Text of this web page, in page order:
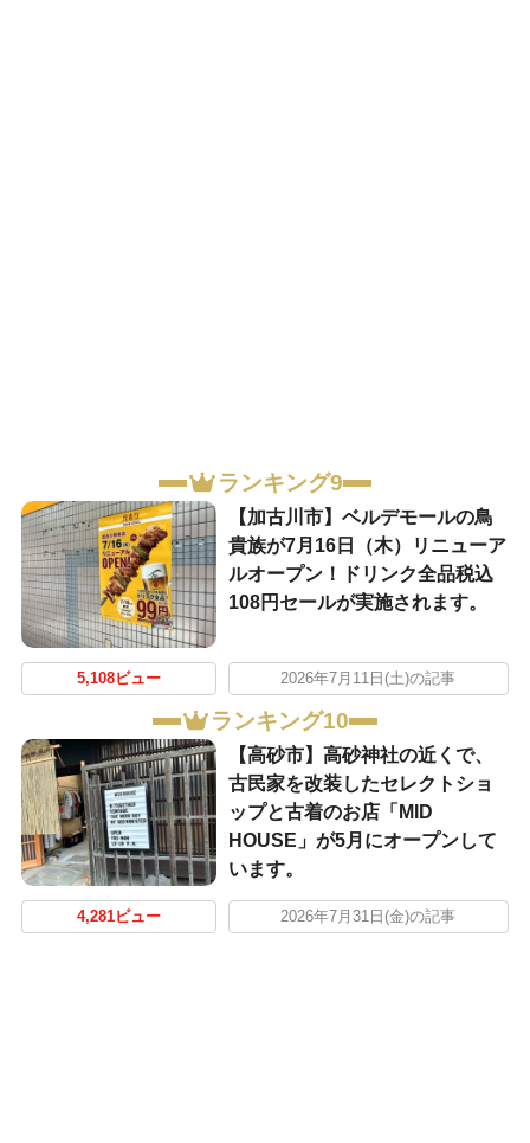
ランキング9
【加古川市】ベルデモールの鳥
貴族が7月16日（木）リニューア
ルオープン！ドリンク全品税込
108円セールが実施されます。
5,108ビュー 2026年7月11日(土)の記事
ランキング10
【高砂市】高砂神社の近くで、
古民家を改装したセレクトショ
ップと古着のお店「MID
HOUSE」が5月にオープンして
います。
4,281ビュー 2026年7月31日(金)の記事